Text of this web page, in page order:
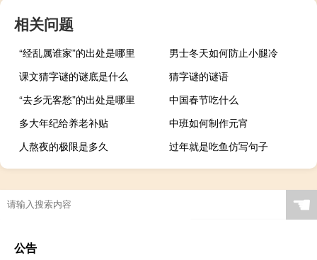
相关问题
“经乱属谁家”的出处是哪里
男士冬天如何防止小腿冷
课文猜字谜的谜底是什么
猜字谜的谜语
“去乡无客愁”的出处是哪里
中国春节吃什么
多大年纪给养老补贴
中班如何制作元宵
人熬夜的极限是多久
过年就是吃鱼仿写句子
☚
公告